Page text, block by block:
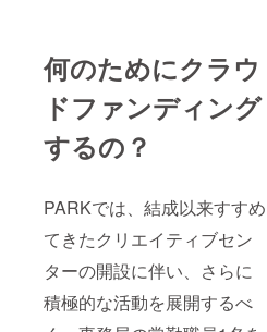
何のためにクラウ
ドファンディング
するの？
PARKでは、結成以来すすめ
てきたクリエイティブセン
ターの開設に伴い、さらに
積極的な活動を展開するべ